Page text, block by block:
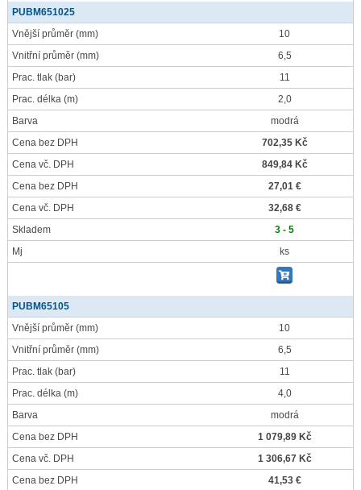
PUBM651025
Vnější průměr (mm)
10
Vnitřní průměr (mm)
6,5
Prac. tlak (bar)
11
Prac. délka (m)
2,0
Barva
modrá
Cena bez DPH
702,35 Kč
Cena vč. DPH
849,84 Kč
Cena bez DPH
27,01 €
Cena vč. DPH
32,68 €
Skladem
3 - 5
Mj
ks
PUBM65105
Vnější průměr (mm)
10
Vnitřní průměr (mm)
6,5
Prac. tlak (bar)
11
Prac. délka (m)
4,0
Barva
modrá
Cena bez DPH
1 079,89 Kč
Cena vč. DPH
1 306,67 Kč
Cena bez DPH
41,53 €